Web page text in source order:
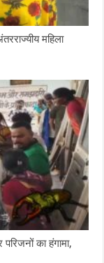
महिला
का हंगामा,